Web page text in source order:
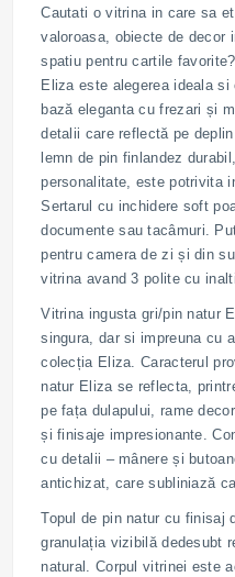
Cautati o vitrina in care sa
valoroasa, obiecte de decor
spatiu pentru cartile
Eliza este alegerea ideala
bază eleganta cu frezari și
detalii care reflectă pe
lemn de pin finlandez
personalitate, este potrivita
Sertarul cu inchidere soft
documente sau tacâmuri.
pentru camera de zi și din
vitrina avand 3 polite cu
Vitrina ingusta gri/pin natur
singura, dar si impreuna cu
colecția Eliza. Caracterul
natur Eliza se reflecta,
pe fața dulapului, rame
și finisaje impresionante.
cu detalii – mânere și
antichizat, care subliniază
Topul de pin natur cu finisaj
granulația vizibilă dedesubt
natural. Corpul vitrinei este